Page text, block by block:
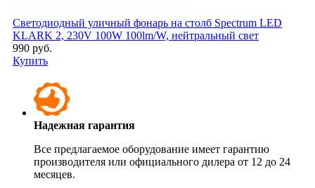
Светодиодный уличный фонарь на столб Spectrum LED
KLARK 2, 230V 100W 100lm/W, нейтральный свет
990 руб.
Купить
Надежная гарантия
Все предлагаемое оборудование имеет гарантию
производителя или официального дилера от 12 до 24
месяцев.